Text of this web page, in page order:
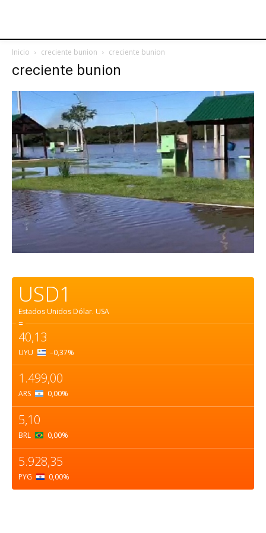
Inicio creciente bunion creciente bunion
creciente bunion
USD1
Estados Unidos Dólar. USA
=
40,13
UYU –0,37%
1.499,00
ARS 0,00%
5,10
BRL 0,00%
5.928,35
PYG 0,00%